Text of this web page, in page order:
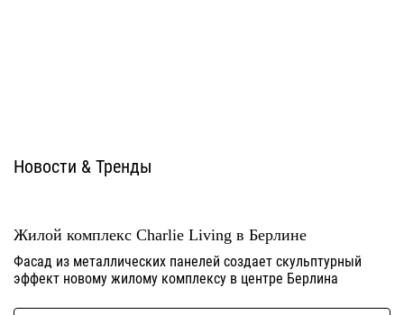
Новости & Тренды
Жилой комплекс Charlie Living в Берлине
Фасад из металлических панелей создает скульптурный
эффект новому жилому комплексу в центре Берлина